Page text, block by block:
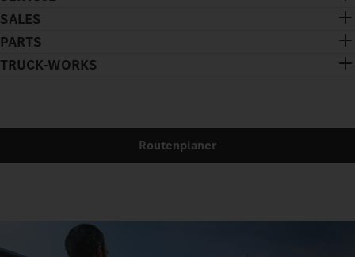
SALES
PARTS
TRUCK-WORKS
Routenplaner